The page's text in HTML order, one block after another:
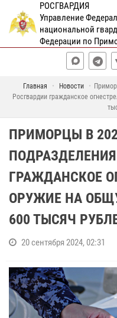
РОСГВАРДИЯ
Управление
национальной
Федерации по
Главная Новости
Росгвардии гражданское
ПРИМОРЦЫ В
ГРАЖДАНСКОЕ
ОРУЖИЕ НА
600 ТЫСЯЧ
20 сентября 2024, 02:31